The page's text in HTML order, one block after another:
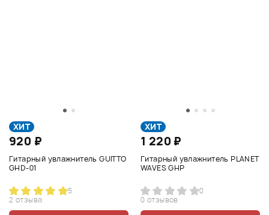
ХИТ
920 ₽
Гитарный увлажнитель GUITTO
GHD-01
5
2 отзыва
ХИТ
1 220 ₽
Гитарный увлажнитель PLANET
WAVES GHP
0
0 отзывов